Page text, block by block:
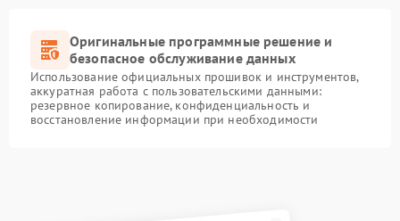
Оригинальные программные решение и
безопасное обслуживание данных
Использование официальных прошивок и инструментов,
аккуратная работа с пользовательскими данными:
резервное копирование, конфиденциальность и
восстановление информации при необходимости